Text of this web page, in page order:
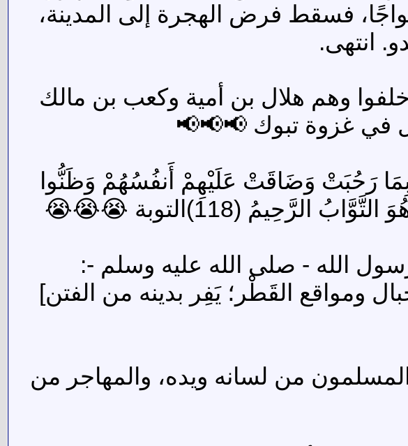
فسقط فرض الهجرة إلى المدينة،
انتهى.
وهم هلال بن أمية وكعب بن مالك
في غزوة تبوك 📢📢📢
بِمَا رَحُبَتْ وَضَاقَتْ عَلَيْهِمْ أَنفُسُهُمْ وَظَنُّوا
(118)التوبة 😭😭😭
الله - صلى الله عليه وسلم -:
ومواقع القَطْر؛ يَفِر بدينه من الفتن]
من لسانه ويده، والمهاجر من